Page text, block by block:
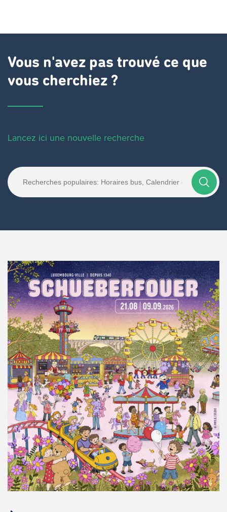
Vous n'avez pas trouvé ce que
vous cherchiez ?
Lancez ici une nouvelle recherche